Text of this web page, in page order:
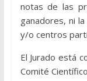
notas de las
ganadores, ni
y/o centros
El Jurado está
Comité